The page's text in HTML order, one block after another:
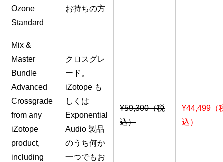
Ozone
Standard
お持ちの方
Mix &
Master
Bundle
Advanced
Crossgrade
from any
iZotope
product,
including
クロスグレ
ード。
iZotope も
しくは
Exponential
Audio 製品
のうち何か
一つでもお
¥59,300（税
込）
¥44,499（
込）